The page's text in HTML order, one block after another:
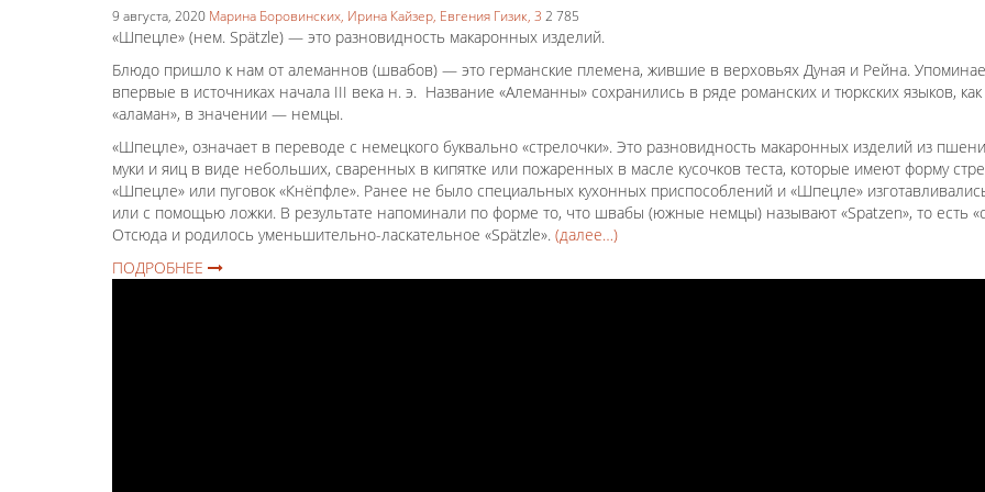
9 августа, 2020 Марина Боровинских, Ирина Кайзер, Евгения Гизик, 3 2 785
«Шпецле» (нем. Spätzle) — это разновидность макаронных изделий.
Блюдо пришло к нам от алеманнов (швабов) — это германские племена, жившие в верховьях Дуная и Рейна.
впервые в источниках начала III века н. э. Название «Алеманны» сохранились в ряде романских и тюркских языков, как
«аламан», в значении — немцы.
«Шпецле», означает в переводе с немецкого буквально «стрелочки». Это разновидность макаронных изделий из
муки и яиц в виде небольших, сваренных в кипятке или пожаренных в масле кусочков теста, которые имеют форму
«Шпецле» или пуговок «Кнёпфле». Ранее не было специальных кухонных приспособлений и «Шпецле»
или с помощью ложки. В результате напоминали по форме то, что швабы (южные немцы) называют «Spatzen», то есть
Отсюда и родилось уменьшительно-ласкательное «Spätzle». (далее…)
ПОДРОБНЕЕ